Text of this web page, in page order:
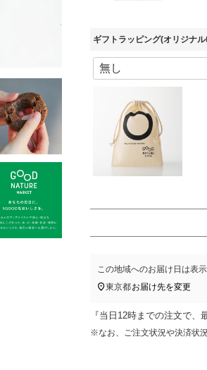
ギフトラッピング(オリジナ
この地域へのお届け日は表
東京都お届け先を変更
『当日12時までの注文で、
※なお、ご注文状況や決済状